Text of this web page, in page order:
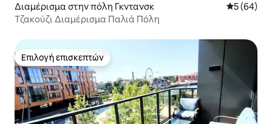
Διαμέρισμα στην πόλη Γκντανσκ Μέση
5 (64)
Τζακούζι Διαμέρισμα Παλιά Πόλη
Επιλογή επισκεπτών
Επιλογή επισκεπτών